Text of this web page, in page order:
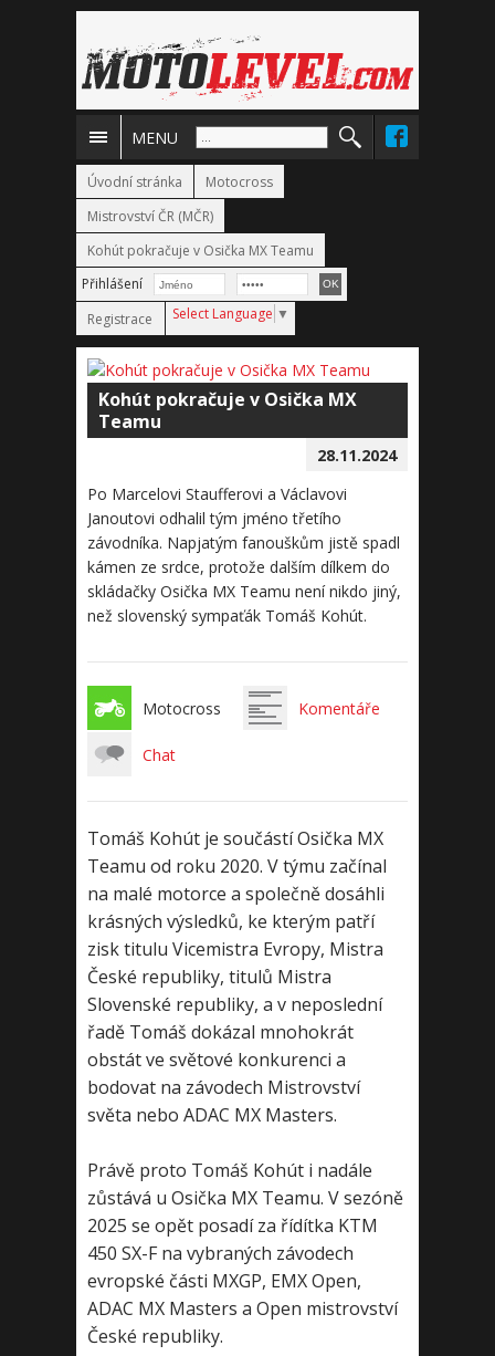
MENU
Úvodní stránka
Motocross
Mistrovství ČR (MČR)
Kohút pokračuje v Osička MX Teamu
Přihlášení
Registrace
Select Language ▼
Kohút pokračuje v Osička MX
Teamu
28.11.2024
Po Marcelovi Staufferovi a Václavovi
Janoutovi odhalil tým jméno třetího
závodníka. Napjatým fanouškům jistě spadl
kámen ze srdce, protože dalším dílkem do
skládačky Osička MX Teamu není nikdo jiný,
než slovenský sympaťák Tomáš Kohút.
Motocross Komentáře
Chat
Tomáš Kohút je součástí Osička MX
Teamu od roku 2020. V týmu začínal
na malé motorce a společně dosáhli
krásných výsledků, ke kterým patří
zisk titulu Vicemistra Evropy, Mistra
České republiky, titulů Mistra
Slovenské republiky, a v neposlední
řadě Tomáš dokázal mnohokrát
obstát ve světové konkurenci a
bodovat na závodech Mistrovství
světa nebo ADAC MX Masters.
Právě proto Tomáš Kohút i nadále
zůstává u Osička MX Teamu. V sezóně
2025 se opět posadí za řídítka KTM
450 SX-F na vybraných závodech
evropské části MXGP, EMX Open,
ADAC MX Masters a Open mistrovství
České republiky.